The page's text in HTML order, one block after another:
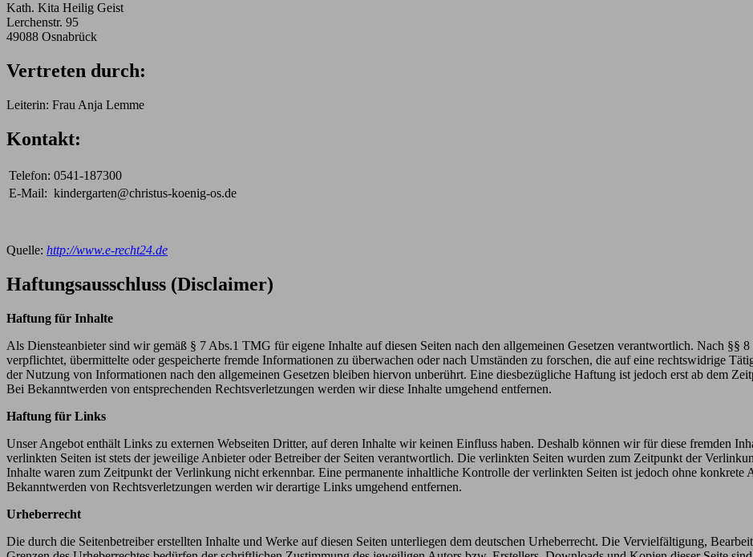
Kath. Kita Heilig Geist
Lerchenstr. 95
49088 Osnabrück
Vertreten durch:
Leiterin: Frau Anja Lemme
Kontakt:
Telefon: 0541-187300
E-Mail: kindergarten@christus-koenig-os.de
Quelle: http://www.e-recht24.de
Haftungsausschluss (Disclaimer)
Haftung für Inhalte
Als Diensteanbieter sind wir gemäß § 7 Abs.1 TMG für eigene Inhalte auf diesen Seiten nach den allgemeinen Gesetzen verantwortlich. Nach §§
verpflichtet, übermittelte oder gespeicherte fremde Informationen zu überwachen oder nach Umständen zu forschen, die auf eine rechtswidrige
der Nutzung von Informationen nach den allgemeinen Gesetzen bleiben hiervon unberührt. Eine diesbezügliche Haftung ist jedoch erst ab dem
Bei Bekanntwerden von entsprechenden Rechtsverletzungen werden wir diese Inhalte umgehend entfernen.
Haftung für Links
Unser Angebot enthält Links zu externen Webseiten Dritter, auf deren Inhalte wir keinen Einfluss haben. Deshalb können wir für diese fremden
verlinkten Seiten ist stets der jeweilige Anbieter oder Betreiber der Seiten verantwortlich. Die verlinkten Seiten wurden zum Zeitpunkt der
Inhalte waren zum Zeitpunkt der Verlinkung nicht erkennbar. Eine permanente inhaltliche Kontrolle der verlinkten Seiten ist jedoch ohne konkrete
Bekanntwerden von Rechtsverletzungen werden wir derartige Links umgehend entfernen.
Urheberrecht
Die durch die Seitenbetreiber erstellten Inhalte und Werke auf diesen Seiten unterliegen dem deutschen Urheberrecht. Die Vervielfältigung,